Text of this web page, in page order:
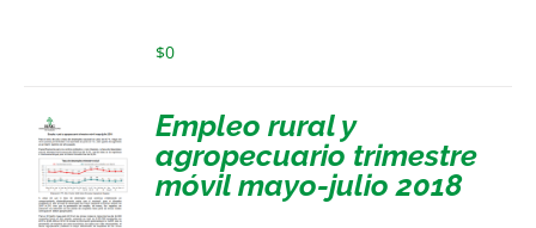
$0
Empleo rural y
agropecuario trimestre
móvil mayo-julio 2018